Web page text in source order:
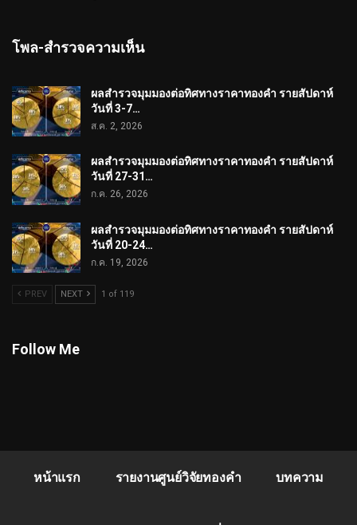
โพล-สำรวจความเห็น
ผลสำรวจมุมมองต่อทิศทางราคาทองคำ รายสัปดาห์
วันที่ 3-7…
ส.ค. 2, 2026
ผลสำรวจมุมมองต่อทิศทางราคาทองคำ รายสัปดาห์
วันที่ 27-31…
ก.ค. 26, 2026
ผลสำรวจมุมมองต่อทิศทางราคาทองคำ รายสัปดาห์
วันที่ 20-24…
ก.ค. 19, 2026
PREV NEXT 1 of 119
Follow Me
หน้าแรก รายงานศูนย์วิจัยทองคำ บทความ